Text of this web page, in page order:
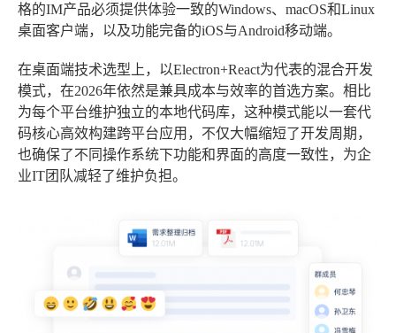
格的IM产品必须提供体验一致的Windows、macOS和Linux
桌面客户端，以及功能完备的iOS与Android移动端。
在桌面端技术选型上，以Electron+React为代表的混合开发
模式，在2026年依然是兼具成本与效率的首选方案。相比
为每个平台维护独立的本地代码库，这种模式能以一套代
码核心高效构建跨平台应用，不仅大幅缩短了开发周期，
也确保了不同操作系统下功能和界面的高度一致性，为企
业IT团队减轻了维护负担。